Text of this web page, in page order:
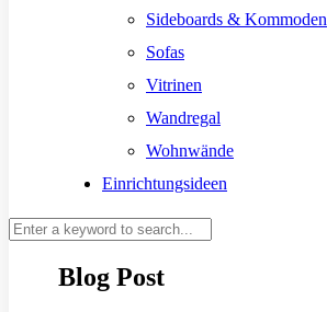
Sideboards & Kommoden
Sofas
Vitrinen
Wandregal
Wohnwände
Einrichtungsideen
Blog Post